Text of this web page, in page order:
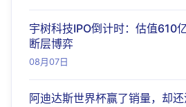
宇树科技IPO倒计时：估值610
断层博弈
08月07日
阿迪达斯世界杯赢了销量，却